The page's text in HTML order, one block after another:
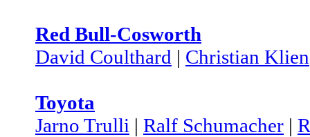
Red Bull-Cosworth
David Coulthard | Christian Klien
Toyota
Jarno Trulli | Ralf Schumacher |